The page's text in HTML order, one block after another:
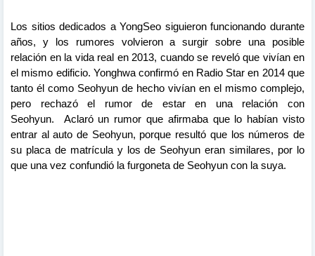
Los sitios dedicados a YongSeo siguieron funcionando durante
años, y los rumores volvieron a surgir sobre una posible
relación en la vida real en 2013, cuando se reveló que vivían en
el mismo edificio. Yonghwa confirmó en Radio Star en 2014 que
tanto él como Seohyun de hecho vivían en el mismo complejo,
pero rechazó el rumor de estar en una relación con
Seohyun. Aclaró un rumor que afirmaba que lo habían visto
entrar al auto de Seohyun, porque resultó que los números de
su placa de matrícula y los de Seohyun eran similares, por lo
que una vez confundió la furgoneta de Seohyun con la suya.